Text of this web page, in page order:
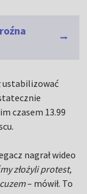
ustabilizować
czasem 13.99
nagrał wideo
złożyli protest,
– mówił. To